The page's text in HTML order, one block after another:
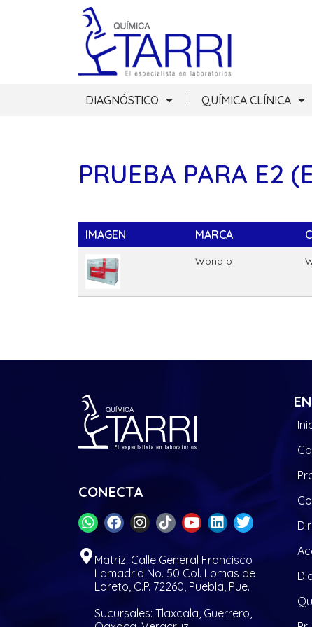
DIAGNÓSTICO QUÍMICA CLÍNICA
PRUEBA PARA E2
IMAGEN MARCA
Wondfo
CONECTA
Matriz: Calle General Francisco
Lamadrid No. 50 Col. Lomas de
Loreto, C.P. 72260, Puebla, Pue.
Sucursales: Tlaxcala, Guerrero,